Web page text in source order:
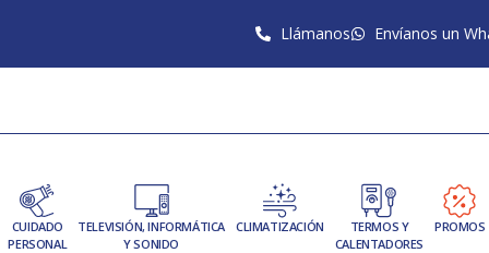
Llámanos Envíanos un
CUIDADO
PERSONAL
TELEVISIÓN, INFORMÁTICA
Y SONIDO
CLIMATIZACIÓN
TERMOS Y
CALENTADORES
PROMOS